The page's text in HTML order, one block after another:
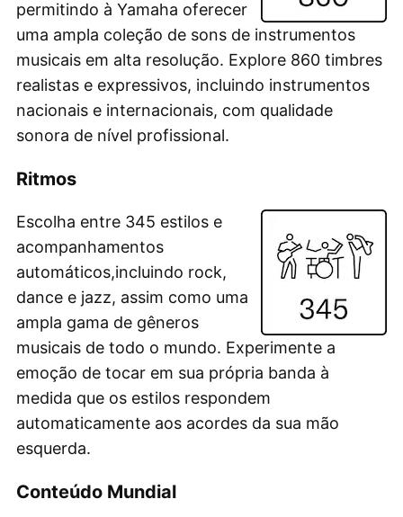
permitindo à Yamaha oferecer
uma ampla coleção de sons de instrumentos
musicais em alta resolução. Explore 860 timbres
realistas e expressivos, incluindo instrumentos
nacionais e internacionais, com qualidade
sonora de nível profissional.
Ritmos
Escolha entre 345 estilos e
acompanhamentos
automáticos,incluindo rock,
dance e jazz, assim como uma
ampla gama de gêneros
musicais de todo o mundo. Experimente a
emoção de tocar em sua própria banda à
medida que os estilos respondem
automaticamente aos acordes da sua mão
esquerda.
Conteúdo Mundial